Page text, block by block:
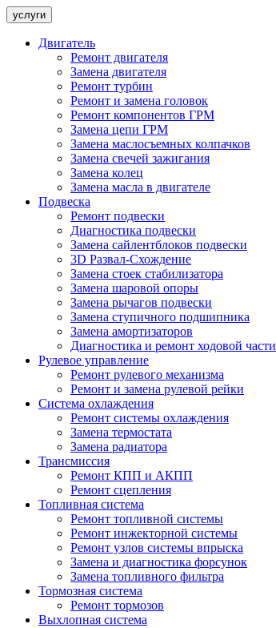
услуги
Двигатель
Ремонт двигателя
Замена двигателя
Ремонт турбин
Ремонт и замена головок
Ремонт компонентов ГРМ
Замена цепи ГРМ
Замена маслосъемных колпачков
Замена свечей зажигания
Замена колец
Замена масла в двигателе
Подвеска
Ремонт подвески
Диагностика подвески
Замена сайлентблоков подвески
3D Развал-Схождение
Замена стоек стабилизатора
Замена шаровой опоры
Замена рычагов подвески
Замена ступичного подшипника
Замена амортизаторов
Диагностика и ремонт ходовой части
Рулевое управление
Ремонт рулевого механизма
Ремонт и замена рулевой рейки
Система охлаждения
Ремонт системы охлаждения
Замена термостата
Замена радиатора
Трансмиссия
Ремонт КПП и АКПП
Ремонт сцепления
Топливная система
Ремонт топливной системы
Ремонт инжекторной системы
Ремонт узлов системы впрыска
Замена и диагностика форсунок
Замена топливного фильтра
Тормозная система
Ремонт тормозов
Выхлопная система